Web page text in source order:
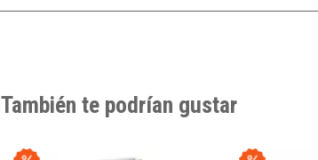
También te podrían gustar